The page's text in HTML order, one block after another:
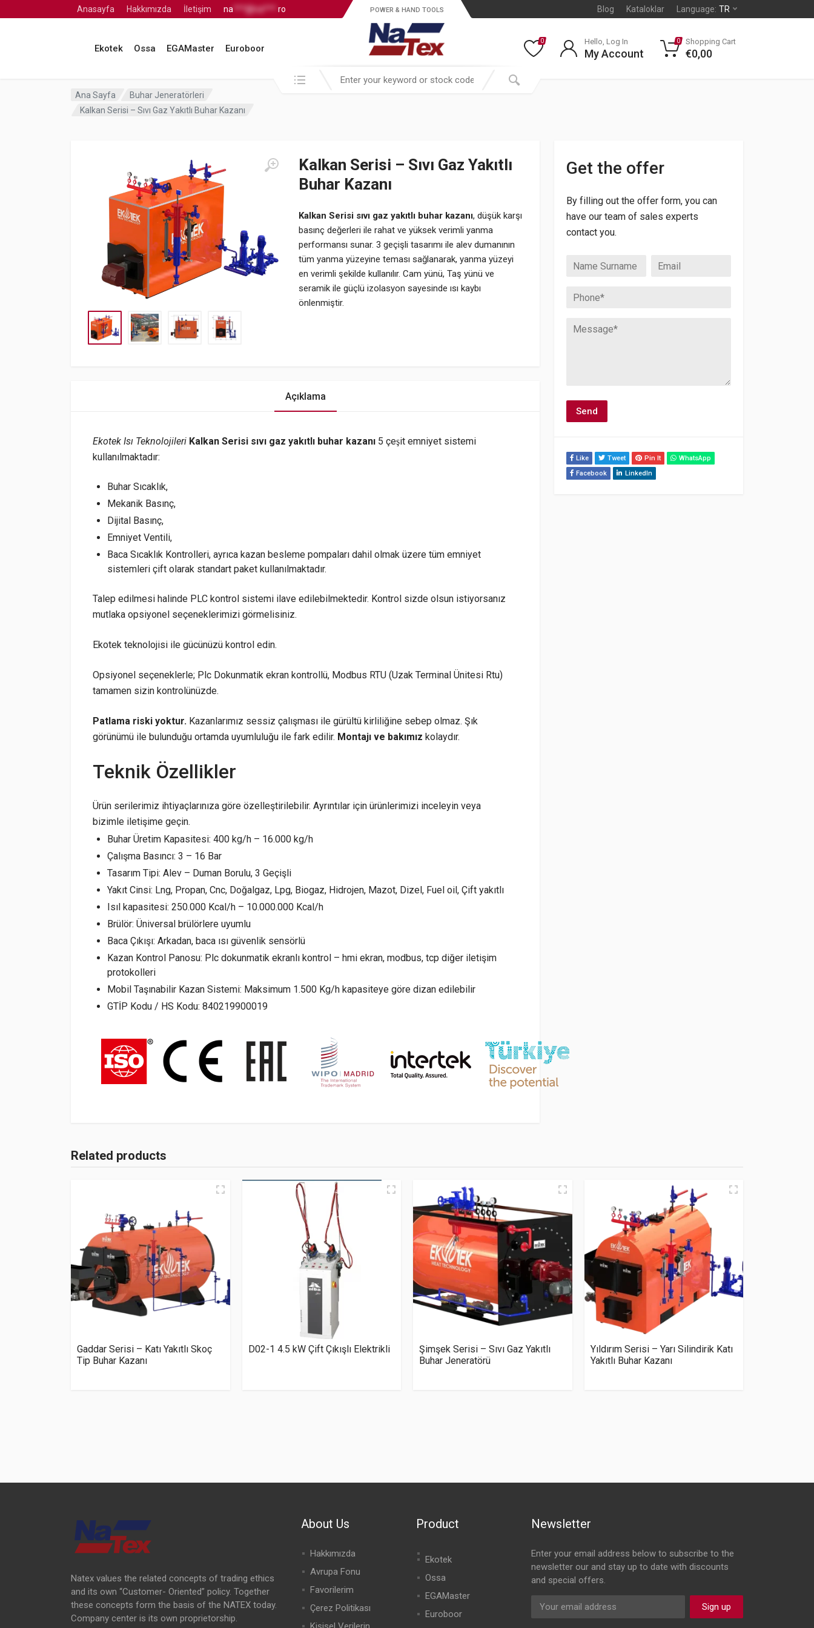
Anasayfa Hakkımızda İletişim na ***@na***. ro Blog Kataloklar Language: TR
Ekotek Ossa EGAMaster Euroboor
POWER & HAND TOOLS
Search in:
0 Hello, Log In
My Account
0 Shopping Cart
€0,00
Ana Sayfa
Buhar Jeneratörleri
Kalkan Serisi – Sıvı Gaz Yakıtlı Buhar Kazanı
Kalkan Serisi – Sıvı Gaz Yakıtlı
Buhar Kazanı
Kalkan Serisi sıvı gaz yakıtlı buhar kazanı, düşük karşı
basınç değerleri ile rahat ve yüksek verimli yanma
performansı sunar. 3 geçişli tasarımı ile alev dumanının
tüm yanma yüzeyine teması sağlanarak, yanma yüzeyi
en verimli şekilde kullanılır. Cam yünü, Taş yünü ve
seramik ile güçlü izolasyon sayesinde ısı kaybı
önlenmiştir.
Get the offer
By filling out the offer form, you can
have our team of sales experts
contact you.
Like Tweet Pin It
WhatsApp
Facebook
LinkedIn
Açıklama
Ekotek Isı Teknolojileri Kalkan Serisi sıvı gaz yakıtlı buhar kazanı 5 çeşit emniyet sistemi
kullanılmaktadır:
Buhar Sıcaklık,
Mekanik Basınç,
Dijital Basınç,
Emniyet Ventili,
Baca Sıcaklık Kontrolleri, ayrıca kazan besleme pompaları dahil olmak üzere tüm emniyet
sistemleri çift olarak standart paket kullanılmaktadır.
Talep edilmesi halinde PLC kontrol sistemi ilave edilebilmektedir. Kontrol sizde olsun istiyorsanız
mutlaka opsiyonel seçeneklerimizi görmelisiniz.
Ekotek teknolojisi ile gücünüzü kontrol edin.
Opsiyonel seçeneklerle; Plc Dokunmatik ekran kontrollü, Modbus RTU (Uzak Terminal Ünitesi Rtu)
tamamen sizin kontrolünüzde.
Patlama riski yoktur. Kazanlarımız sessiz çalışması ile gürültü kirliliğine sebep olmaz. Şık
görünümü ile bulunduğu ortamda uyumluluğu ile fark edilir. Montajı ve bakımız kolaydır.
Teknik Özellikler
Ürün serilerimiz ihtiyaçlarınıza göre özelleştirilebilir. Ayrıntılar için ürünlerimizi inceleyin veya
bizimle iletişime geçin.
Buhar Üretim Kapasitesi: 400 kg/h – 16.000 kg/h
Çalışma Basıncı: 3 – 16 Bar
Tasarım Tipi: Alev – Duman Borulu, 3 Geçişli
Yakıt Cinsi: Lng, Propan, Cnc, Doğalgaz, Lpg, Biogaz, Hidrojen, Mazot, Dizel, Fuel oil, Çift yakıtlı
Isıl kapasitesi: 250.000 Kcal/h – 10.000.000 Kcal/h
Brülör: Üniversal brülörlere uyumlu
Baca Çıkışı: Arkadan, baca ısı güvenlik sensörlü
Kazan Kontrol Panosu: Plc dokunmatik ekranlı kontrol – hmi ekran, modbus, tcp diğer iletişim
protokolleri
Mobil Taşınabilir Kazan Sistemi: Maksimum 1.500 Kg/h kapasiteye göre dizan edilebilir
GTİP Kodu / HS Kodu: 840219900019
Related products
Gaddar Serisi – Katı Yakıtlı Skoç
Tip Buhar Kazanı
D02-1 4.5 kW Çift Çıkışlı Elektrikli
Şimşek Serisi – Sıvı Gaz Yakıtlı
Buhar Jeneratörü
Yıldırım Serisi – Yarı Silindirik Katı
Yakıtlı Buhar Kazanı
Natex values the related concepts of trading ethics
and its own “Customer- Oriented” policy. Together
these concepts form the basis of the NATEX today.
Company center is its own proprietorship.
About Us
Hakkımızda
Avrupa Fonu
Favorilerim
Çerez Politikası
Product
Ekotek
Ossa
EGAMaster
Euroboor
Newsletter
Enter your email address below to subscribe to the
newsletter our and stay up to date with discounts
and special offers.
Sign up